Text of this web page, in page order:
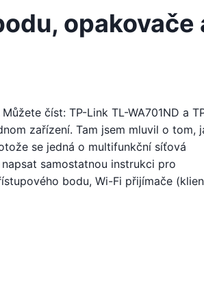
opakovače
číst: TP-Link TL-WA701ND a
zařízení. Tam jsem mluvil o tom,
se jedná o multifunkční síťová
samostatnou instrukci pro
bodu, Wi-Fi přijímače